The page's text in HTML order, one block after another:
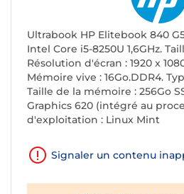
Ultrabook HP Elitebook 840
Intel Core i5-8250U 1,6GHz.
Résolution d'écran : 1920 x
Mémoire vive : 16Go.DDR4.
Taille de la mémoire : 256Go
Graphics 620 (intégré au
d'exploitation : Linux Mint
Signaler un contenu